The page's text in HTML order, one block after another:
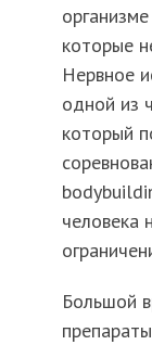
которые
Нервное
одной из
который
человека
Большой